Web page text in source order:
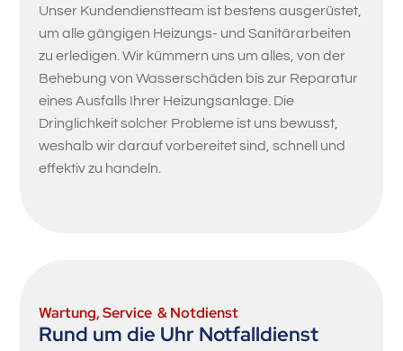
Unser Kundendienstteam ist bestens ausgerüstet,
um alle gängigen Heizungs- und Sanitärarbeiten
zu erledigen. Wir kümmern uns um alles, von der
Behebung von Wasserschäden bis zur Reparatur
eines Ausfalls Ihrer Heizungsanlage. Die
Dringlichkeit solcher Probleme ist uns bewusst,
weshalb wir darauf vorbereitet sind, schnell und
effektiv zu handeln.
Wartung, Service & Notdienst
Rund um die Uhr Notfalldienst